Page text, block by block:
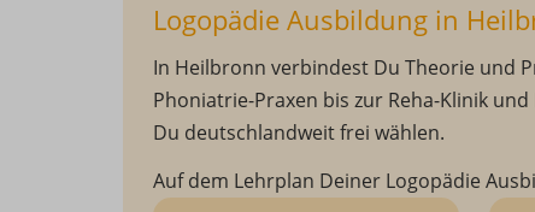
Logopädie Ausbildung in
In Heilbronn verbindest Du Theorie und
Phoniatrie-Praxen bis zur Reha-Klinik
Du deutschlandweit frei wählen.
Auf dem Lehrplan Deiner Logopädie